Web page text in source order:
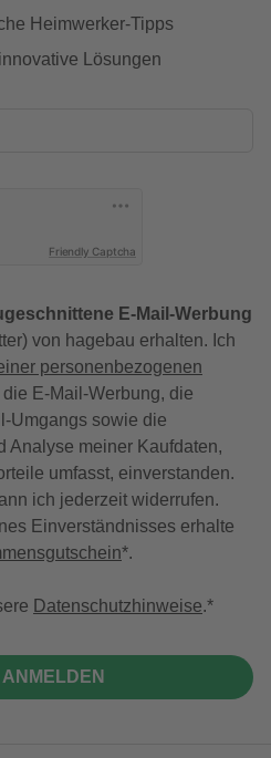
Heimwerker-Tipps
Lösungen
Friendly Captcha
E-Mail-Werbung
von hagebau erhalten. Ich
personenbezogenen
die E-Mail-Werbung, die
Umgangs sowie die
Analyse meiner Kaufdaten,
umfasst, einverstanden.
ich jederzeit widerrufen.
Einverständnisses erhalte
*.
Datenschutzhinweise.